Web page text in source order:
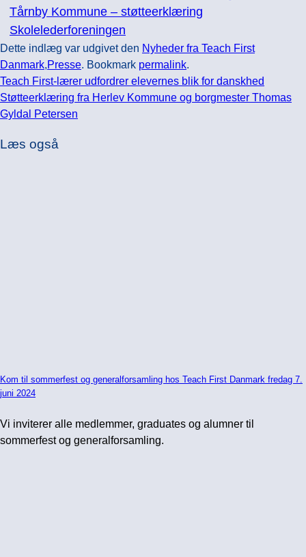
Tårnby Kommune – støtteerklæring
Skolelederforeningen
Dette indlæg var udgivet den Nyheder fra Teach First
Danmark,Presse. Bookmark permalink.
Teach First-lærer udfordrer elevernes blik for danskhed
Støtteerklæring fra Herlev Kommune og borgmester Thomas
Gyldal Petersen
Læs også
Kom til sommerfest og generalforsamling hos Teach First Danmark fredag 7.
juni 2024
Vi inviterer alle medlemmer, graduates og alumner til
sommerfest og generalforsamling.